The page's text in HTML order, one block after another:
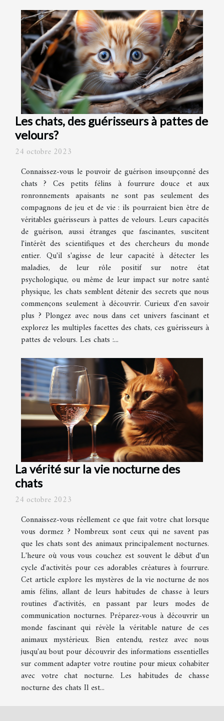
Les chats, des guérisseurs à pattes de
velours?
24 octobre 2023
Connaissez-vous le pouvoir de guérison insoupçonné des
chats ? Ces petits félins à fourrure douce et aux
ronronnements apaisants ne sont pas seulement des
compagnons de jeu et de vie : ils pourraient bien être de
véritables guérisseurs à pattes de velours. Leurs capacités
de guérison, aussi étranges que fascinantes, suscitent
l'intérêt des scientifiques et des chercheurs du monde
entier. Qu'il s'agisse de leur capacité à détecter les
maladies, de leur rôle positif sur notre état
psychologique, ou même de leur impact sur notre santé
physique, les chats semblent détenir des secrets que nous
commençons seulement à découvrir. Curieux d'en savoir
plus ? Plongez avec nous dans cet univers fascinant et
explorez les multiples facettes des chats, ces guérisseurs à
pattes de velours. Les chats :...
La vérité sur la vie nocturne des
chats
24 octobre 2023
Connaissez-vous réellement ce que fait votre chat lorsque
vous dormez ? Nombreux sont ceux qui ne savent pas
que les chats sont des animaux principalement nocturnes.
L'heure où vous vous couchez est souvent le début d'un
cycle d'activités pour ces adorables créatures à fourrure.
Cet article explore les mystères de la vie nocturne de nos
amis félins, allant de leurs habitudes de chasse à leurs
routines d'activités, en passant par leurs modes de
communication nocturnes. Préparez-vous à découvrir un
monde fascinant qui révèle la véritable nature de ces
animaux mystérieux. Bien entendu, restez avec nous
jusqu'au bout pour découvrir des informations essentielles
sur comment adapter votre routine pour mieux cohabiter
avec votre chat nocturne. Les habitudes de chasse
nocturne des chats Il est...